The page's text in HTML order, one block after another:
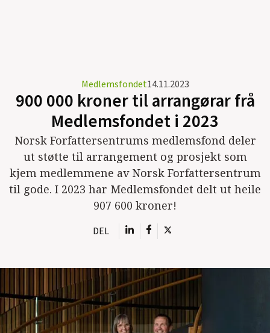
Medlemsfondet14.11.2023
900 000 kroner til arrangørar frå
Medlemsfondet i 2023
Norsk Forfattersentrums medlemsfond deler
ut støtte til arrangement og prosjekt som
kjem medlemmene av Norsk Forfattersentrum
til gode. I 2023 har Medlemsfondet delt ut heile
907 600 kroner!
DEL